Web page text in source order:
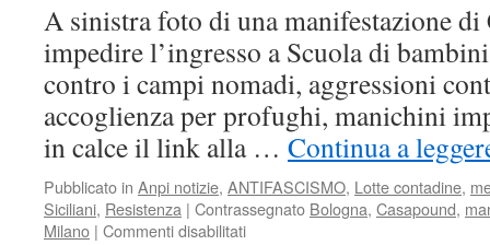
A sinistra foto di una manifestazione di
impedire l’ingresso a Scuola di
contro i campi nomadi, aggressioni
accoglienza per profughi, manichini
in calce il link alla … Continua a
Pubblicato in Anpi notizie, ANTIFASCISMO, Lotte contadine,
Siciliani, Resistenza | Contrassegnato Bologna, Casapound,
Milano | Commenti disabilitatisu